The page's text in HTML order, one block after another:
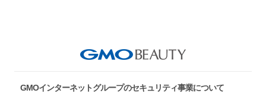
GMOインターネットグループのセキュリティ事業について